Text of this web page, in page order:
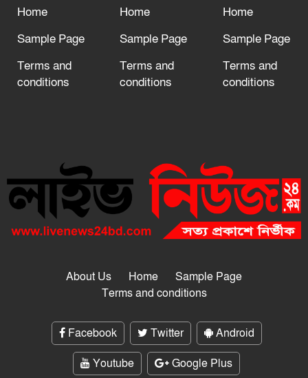
Home
Sample Page
Terms and
conditions
Home
Sample Page
Terms and
conditions
Home
Sample Page
Terms and
conditions
About Us Home
Sample Page
Terms and conditions
Facebook Twitter
Android
Youtube
Google Plus